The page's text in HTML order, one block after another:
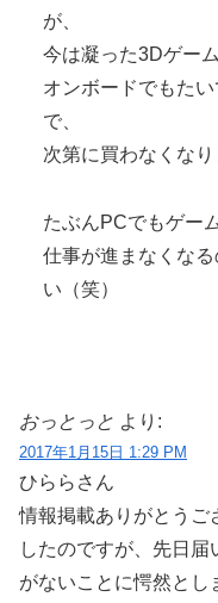
が、
今は凝った3Dゲー
オンボードでもた
で、
次第に買わなくなり
たぶんPCでもゲー
仕事が進まなくな
い（笑）
おっとっと より:
2017年1月15日 1:29 PM
ひららさん
情報掲載ありがとうご
したのですが、先日届
がないことに愕然とし